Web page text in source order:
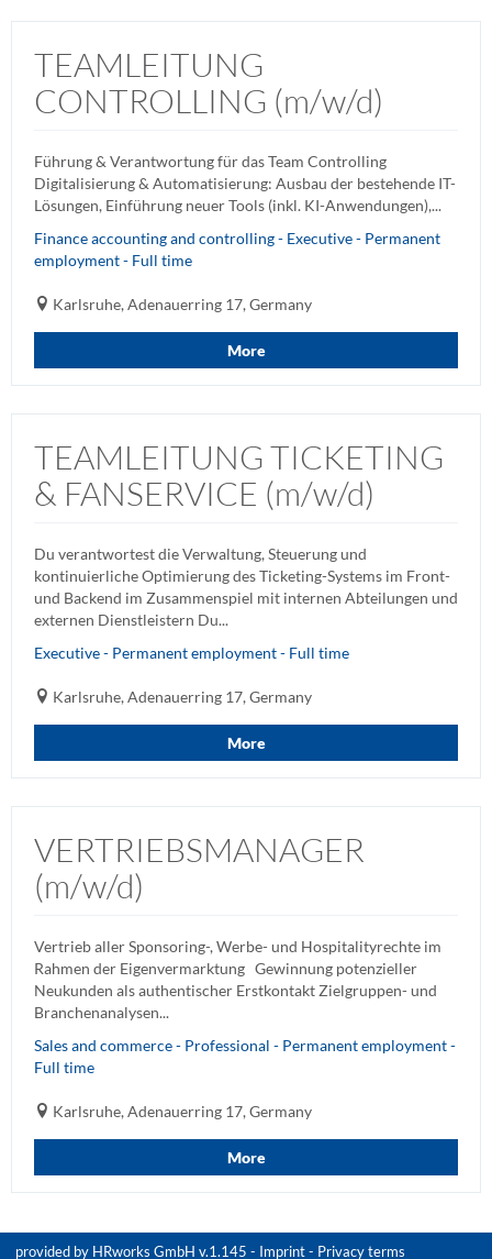
TEAMLEITUNG
CONTROLLING (m/w/d)
Führung & Verantwortung für das Team Controlling
Digitalisierung & Automatisierung: Ausbau der bestehende IT-
Lösungen, Einführung neuer Tools (inkl. KI-Anwendungen),...
Finance accounting and controlling - Executive - Permanent
employment - Full time
Karlsruhe, Adenauerring 17, Germany
More
TEAMLEITUNG TICKETING
& FANSERVICE (m/w/d)
Du verantwortest die Verwaltung, Steuerung und
kontinuierliche Optimierung des Ticketing-Systems im Front-
und Backend im Zusammenspiel mit internen Abteilungen und
externen Dienstleistern Du...
Executive - Permanent employment - Full time
Karlsruhe, Adenauerring 17, Germany
More
VERTRIEBSMANAGER
(m/w/d)
Vertrieb aller Sponsoring-, Werbe- und Hospitalityrechte im
Rahmen der Eigenvermarktung Gewinnung potenzieller
Neukunden als authentischer Erstkontakt Zielgruppen- und
Branchenanalysen...
Sales and commerce - Professional - Permanent employment -
Full time
Karlsruhe, Adenauerring 17, Germany
More
provided by HRworks GmbH v.1.145 - Imprint- Privacy terms